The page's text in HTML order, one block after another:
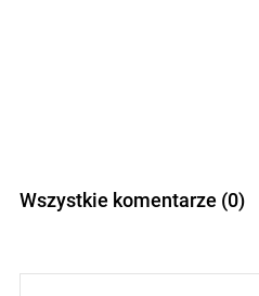
Wszystkie komentarze (0)